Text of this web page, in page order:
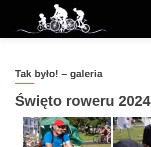
Tak było! – galeria
Święto roweru 2024